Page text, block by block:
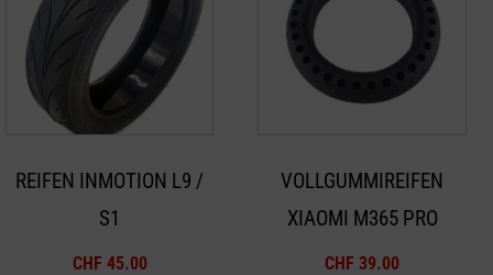
REIFEN INMOTION L9 /
S1
CHF 45.00
VOLLGUMMIREIFEN
XIAOMI M365 PRO
CHF 39.00